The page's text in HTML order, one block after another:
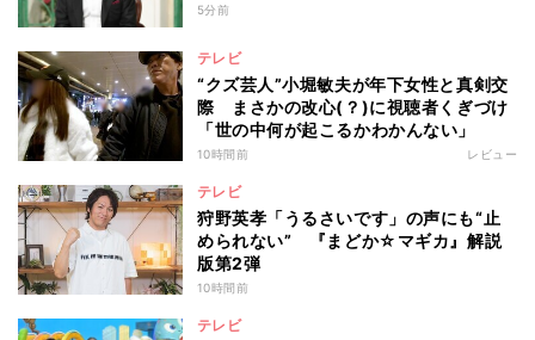
5分前
テレビ
“クズ芸人”小堀敏夫が年下女性と真剣交
際 まさかの改心(？)に視聴者くぎづけ
「世の中何が起こるかわかんない」
10時間前 レビュー
テレビ
狩野英孝「うるさいです」の声にも“止
められない” 『まどか☆マギカ』解説
版第2弾
10時間前
テレビ